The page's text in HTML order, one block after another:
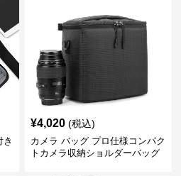
¥4,020 (税込)
カメラ バッグ プロ仕様コンパク
トカメラ収納ショルダーバッグ